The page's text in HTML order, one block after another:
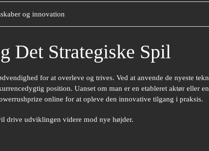
og innovation
Det Strategiske Spil
for at overleve og trives. Ved at anvende de nyeste
position. Uanset om man er en etableret aktør eller
online for at opleve den innovative tilgang i praksis.
drive udviklingen videre mod nye højder.